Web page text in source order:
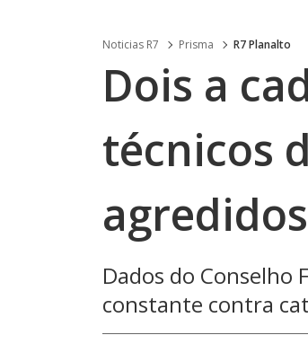
Noticias R7 Prisma R7 Planalto
Dois a
técnicos
agredidos
Dados do Conselho
constante contra